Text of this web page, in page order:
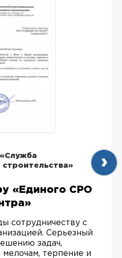
«Единого СРО
сотрудничеству с
Серьезный
задач,
мелочам, терпение и